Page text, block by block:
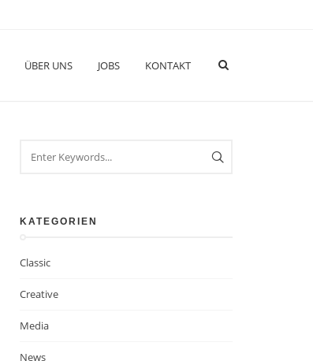
ÜBER UNS JOBS KONTAKT
KATEGORIEN
Classic
Creative
Media
News